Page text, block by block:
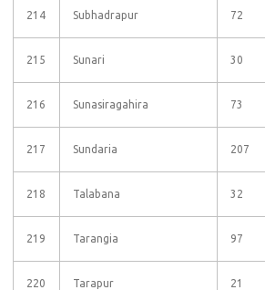
214 Subhadrapur 72
215 Sunari 30
216 Sunasiragahira 73
217 Sundaria 207
218 Talabana 32
219 Tarangia 97
220 Tarapur 21